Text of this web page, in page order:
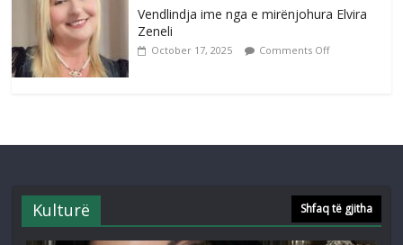
Vendlindja ime nga e mirënjohura Elvira
Zeneli
October 17, 2025 Comments Off
Kulturë Shfaq të gjitha